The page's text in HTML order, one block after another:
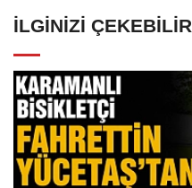
İLGINIZI ÇEKEBILIR